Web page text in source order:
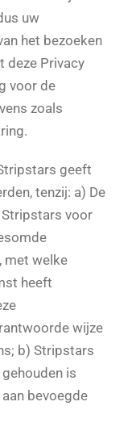
uw
het bezoeken
deze Privacy
voor de
zoals
geeft
tenzij: a) De
voor
met welke
heeft
wijze
b) Stripstars
is
bevoegde